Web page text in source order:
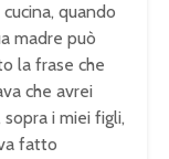
quando
madre può
la frase che
che avrei
i miei figli,
fatto